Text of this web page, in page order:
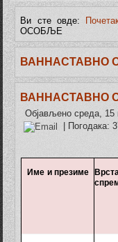
Ви сте овде:
ОСОБЉЕ
ВАННАСТАВНО
ВАННАСТАВНО
Објављено среда, 15
| Погодака:
Име ипрезиме